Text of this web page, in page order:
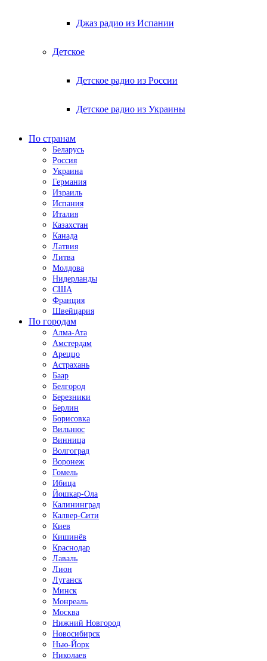
Джаз радио из Испании
Детское
Детское радио из России
Детское радио из Украины
По странам
Беларусь
Россия
Украина
Германия
Израиль
Испания
Италия
Казахстан
Канада
Латвия
Литва
Молдова
Нидерланды
США
Франция
Швейцария
По городам
Алма-Ата
Амстердам
Ареццо
Астрахань
Баар
Белгород
Березники
Берлин
Борисовка
Вильнюс
Винница
Волгоград
Воронеж
Гомель
Ибица
Йошкар-Ола
Калининград
Калвер-Сити
Киев
Кишинёв
Краснодар
Лаваль
Лион
Луганск
Минск
Монреаль
Москва
Нижний Новгород
Новосибирск
Нью-Йорк
Николаев